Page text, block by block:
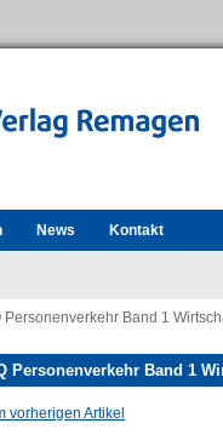
News Kontakt
Personenverkehr Band 1
Personenverkehr Band 1
vorherigen Artikel